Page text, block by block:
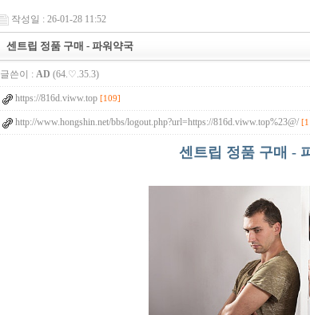
작성일 : 26-01-28 11:52
센트립 정품 구매 - 파워약국
글쓴이 : AD (64.♡.35.3)
https://816d.viww.top [109]
http://www.hongshin.net/bbs/logout.php?url=https://816d.viww.top%23@/
센트립 정품 구매 -